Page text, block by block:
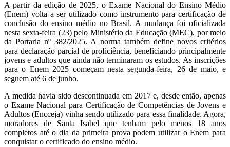
A partir da edição de 2025, o Exame Nacional do Ensino Médio
(Enem) volta a ser utilizado como instrumento para certificação de
conclusão do ensino médio no Brasil. A mudança foi oficializada
nesta sexta-feira (23) pelo Ministério da Educação (MEC), por meio
da Portaria nº 382/2025. A norma também define novos critérios
para declaração parcial de proficiência, beneficiando principalmente
jovens e adultos que ainda não terminaram os estudos. As inscrições
para o Enem 2025 começam nesta segunda-feira, 26 de maio, e
seguem até 6 de junho.
A medida havia sido descontinuada em 2017 e, desde então, apenas
o Exame Nacional para Certificação de Competências de Jovens e
Adultos (Encceja) vinha sendo utilizado para essa finalidade. Agora,
moradores de Santa Isabel que tenham pelo menos 18 anos
completos até o dia da primeira prova podem utilizar o Enem para
conquistar o certificado do ensino médio.